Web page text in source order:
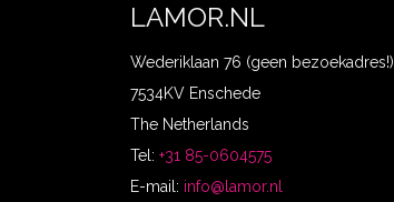
LAMOR.NL
Wederiklaan 76 (geen bezoekadres!)
7534KV Enschede
The Netherlands
Tel: +31 85-0604575
E-mail: info@lamor.nl